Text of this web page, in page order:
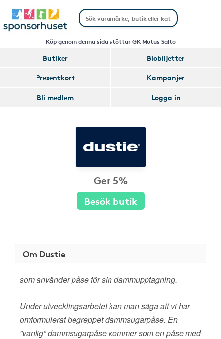
Köp genom denna sida stöttar GK Motus Salto
Butiker
Biobiljetter
Presentkort
Kampanjer
Bli medlem
Logga in
Ger 5%
Besök butik
Om Dustie
som använder påse för sin dammupptagning.
Under utvecklingsarbetet kan man säga att vi har
omformulerat begreppet dammsugarpåse. En
”vanlig” dammsugarpåse kommer som en påse med